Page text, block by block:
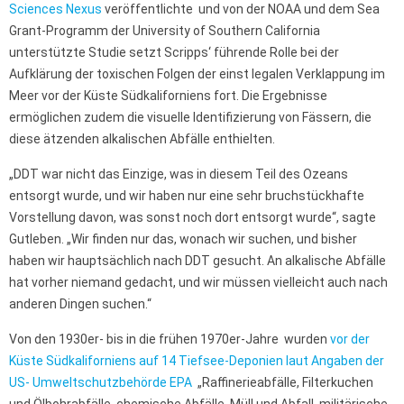
Sciences Nexus veröffentlichte und von der NOAA und dem Sea
Grant-Programm der University of Southern California
unterstützte Studie setzt Scripps‘ führende Rolle bei der
Aufklärung der toxischen Folgen der einst legalen Verklappung im
Meer vor der Küste Südkaliforniens fort. Die Ergebnisse
ermöglichen zudem die visuelle Identifizierung von Fässern, die
diese ätzenden alkalischen Abfälle enthielten.
„DDT war nicht das Einzige, was in diesem Teil des Ozeans
entsorgt wurde, und wir haben nur eine sehr bruchstückhafte
Vorstellung davon, was sonst noch dort entsorgt wurde“, sagte
Gutleben. „Wir finden nur das, wonach wir suchen, und bisher
haben wir hauptsächlich nach DDT gesucht. An alkalische Abfälle
hat vorher niemand gedacht, und wir müssen vielleicht auch nach
anderen Dingen suchen.“
Von den 1930er- bis in die frühen 1970er-Jahre wurden vor der
Küste Südkaliforniens auf 14 Tiefsee-Deponien laut Angaben der
US- Umweltschutzbehörde EPA „Raffinerieabfälle, Filterkuchen